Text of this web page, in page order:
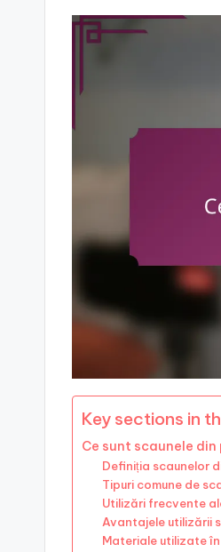
Key sections in
Ce sunt scaunele
Definiția scaunelor
Tipuri comune de
Utilizări frecvente
Avantajele utilizării
Materiale utilizate